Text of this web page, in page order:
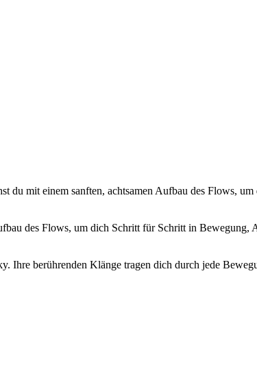
du mit einem sanften, achtsamen Aufbau des Flows,
des Flows, um dich Schritt für Schritt in Bewegung,
Ihre berührenden Klänge tragen dich durch jede